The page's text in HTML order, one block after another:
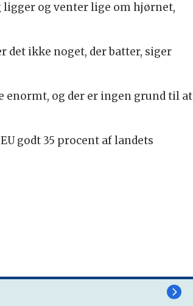
og venter lige om hjørnet,
ikke noget, der batter, siger
enormt, og der er ingen grund til at
godt 35 procent af landets